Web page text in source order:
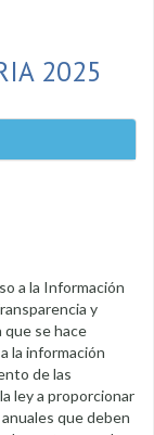
2025
a la Información
y
que se hace
la información
de las
ley a proporcionar
que deben